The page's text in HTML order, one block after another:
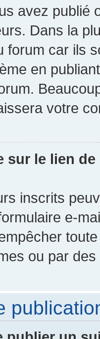
avez publié
Dans la
forum car ils
en
votre
le lien de
inscrits
e-
ou par